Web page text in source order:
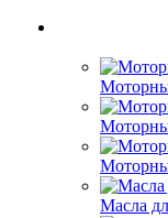
Масла